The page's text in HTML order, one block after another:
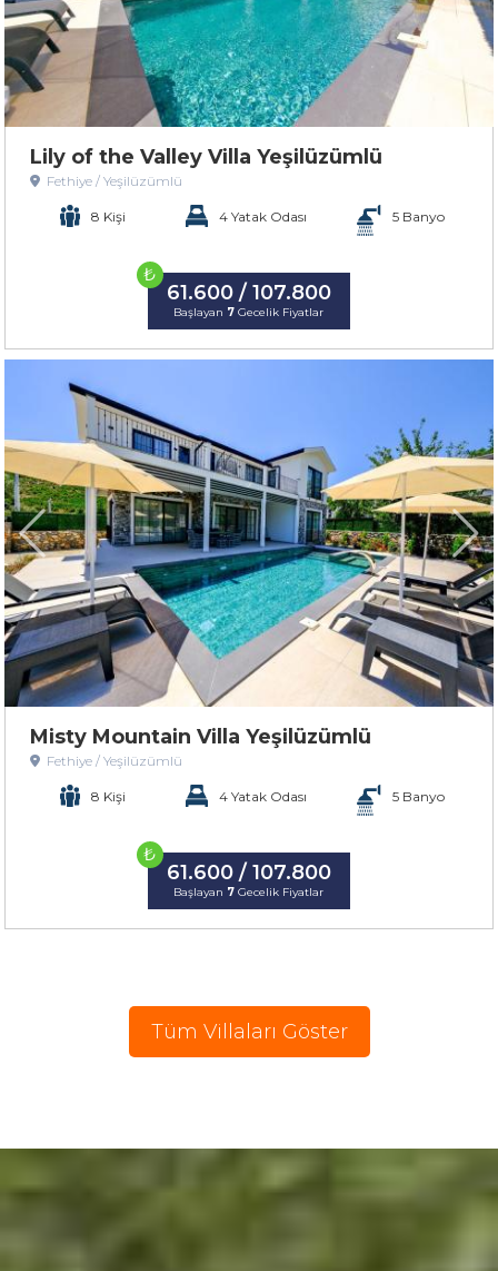
Lily of the Valley Villa Yeşilüzümlü
Fethiye / Yeşilüzümlü
8 Kişi 4 Yatak Odası 5 Banyo
₺
61.600 / 107.800
Başlayan 7 Gecelik Fiyatlar
Misty Mountain Villa Yeşilüzümlü
Fethiye / Yeşilüzümlü
8 Kişi 4 Yatak Odası 5 Banyo
₺
61.600 / 107.800
Başlayan 7 Gecelik Fiyatlar
Tüm Villaları Göster